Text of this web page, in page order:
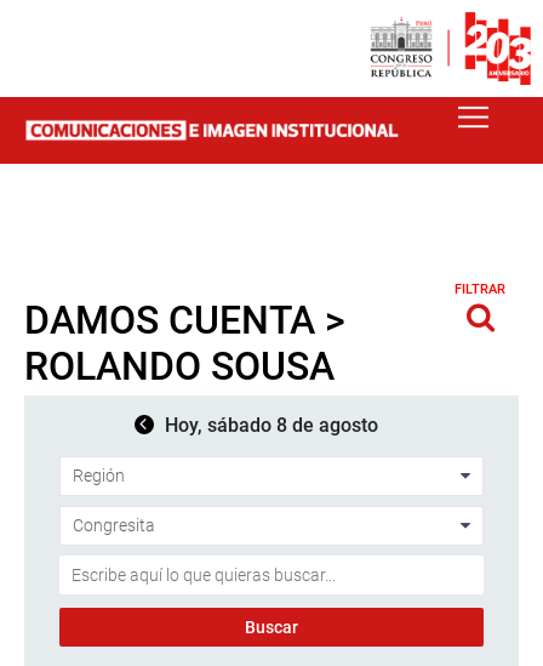
DAMOS CUENTA >
ROLANDO SOUSA
FILTRAR
Hoy, sábado 8 de agosto